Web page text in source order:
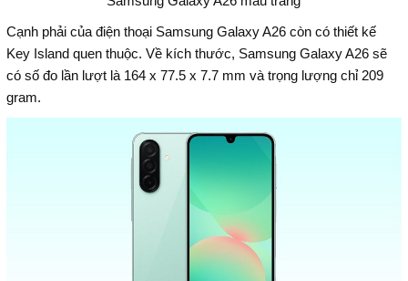
Cạnh phải của điện thoại Samsung Galaxy A26 còn có thiết kế
Key Island quen thuộc. Về kích thước, Samsung Galaxy A26 sẽ
có số đo lần lượt là 164 x 77.5 x 7.7 mm và trọng lượng chỉ 209
gram.